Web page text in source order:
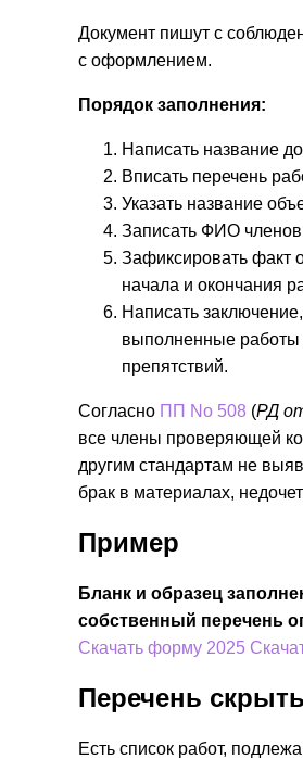
Документ пишут с
с оформлением.
Порядок заполнения:
Написать название
Вписать перечень
Указать название
Записать ФИО членов
Зафиксировать факт
начала и окончания
Написать
выполненные работы
препятствий.
Согласно ПП No 508 (РД
все члены проверяющей
другим стандартам не
брак в материалах,
Пример
Бланк и образец
собственный перечень
Скачать форму 2025
Перечень
Есть список работ,